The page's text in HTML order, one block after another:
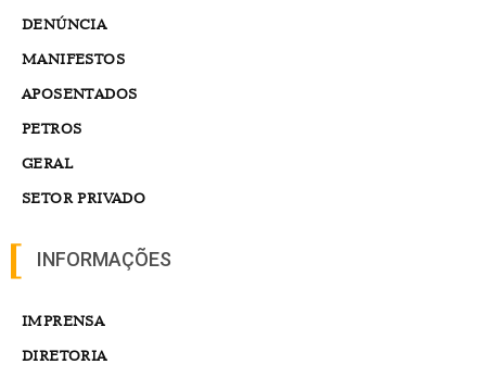
DENÚNCIA
MANIFESTOS
APOSENTADOS
PETROS
GERAL
SETOR PRIVADO
INFORMAÇÕES
IMPRENSA
DIRETORIA